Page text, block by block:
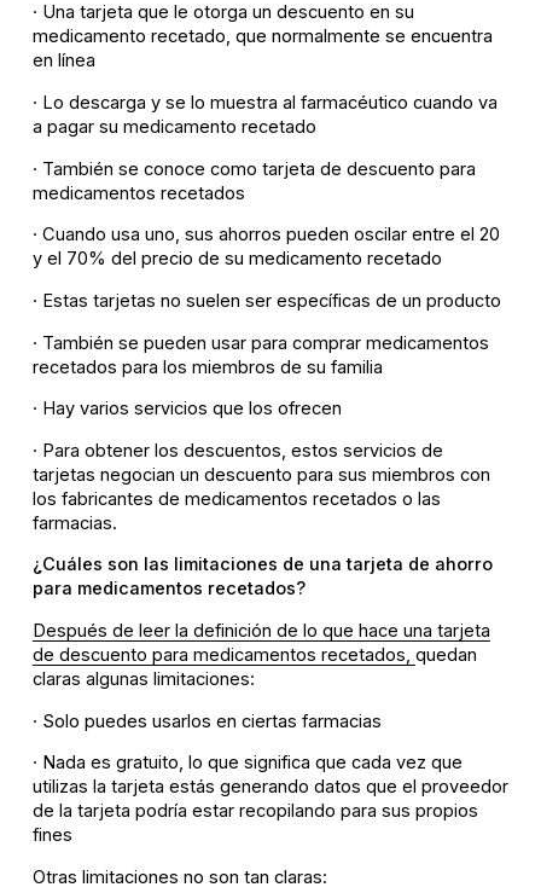
· Una tarjeta que le otorga un descuento en su
medicamento recetado, que normalmente se encuentra
en línea
· Lo descarga y se lo muestra al farmacéutico cuando va
a pagar su medicamento recetado
· También se conoce como tarjeta de descuento para
medicamentos recetados
· Cuando usa uno, sus ahorros pueden oscilar entre el 20
y el 70% del precio de su medicamento recetado
· Estas tarjetas no suelen ser específicas de un producto
· También se pueden usar para comprar medicamentos
recetados para los miembros de su familia
· Hay varios servicios que los ofrecen
· Para obtener los descuentos, estos servicios de
tarjetas negocian un descuento para sus miembros con
los fabricantes de medicamentos recetados o las
farmacias.
¿Cuáles son las limitaciones de una tarjeta de ahorro
para medicamentos recetados?
Después de leer la definición de lo que hace una tarjeta
de descuento para medicamentos recetados, quedan
claras algunas limitaciones:
· Solo puedes usarlos en ciertas farmacias
· Nada es gratuito, lo que significa que cada vez que
utilizas la tarjeta estás generando datos que el proveedor
de la tarjeta podría estar recopilando para sus propios
fines
Otras limitaciones no son tan claras: